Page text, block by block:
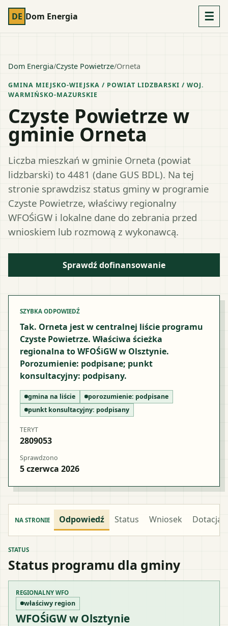
DE Dom Energia ☰
Dom Energia/Czyste Powietrze/Orneta
GMINA MIEJSKO-WIEJSKA / POWIAT LIDZBARSKI / WOJ.
WARMIŃSKO-MAZURSKIE
Czyste Powietrze w
gminie Orneta
Liczba mieszkań w gminie Orneta (powiat
lidzbarski) to 4481 (dane GUS BDL). Na tej
stronie sprawdzisz status gminy w programie
Czyste Powietrze, właściwy regionalny
WFOŚiGW i lokalne dane do zebrania przed
wnioskiem lub rozmową z wykonawcą.
Sprawdź dofinansowanie
SZYBKA ODPOWIEDŹ
Tak. Orneta jest w centralnej liście programu
Czyste Powietrze. Właściwa ścieżka
regionalna to WFOŚiGW w Olsztynie.
Porozumienie: podpisane; punkt
konsultacyjny: podpisany.
gmina na liście porozumienie: podpisane
punkt konsultacyjny: podpisany
TERYT
2809053
Sprawdzono
5 czerwca 2026
NA STRONIE Odpowiedź Status Wniosek Dotacja
STATUS
Status programu dla gminy
REGIONALNY WFO
właściwy region
WFOŚiGW w Olsztynie